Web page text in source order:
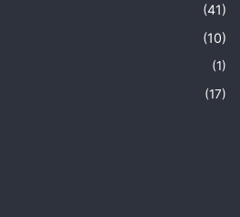
(41)
(10)
(1)
(17)